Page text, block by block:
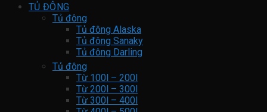
TỦ ĐÔNG
Tủ đông
Tủ đông Alaska
Tủ đông Sanaky
Tủ đông Darling
Tủ đông
Từ 100l – 200l
Từ 200l – 300l
Từ 300l – 400l